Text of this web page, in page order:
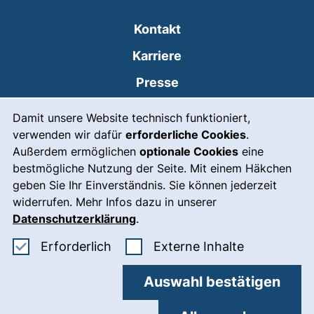
Damit unsere Website technisch funktioniert,
verwenden wir dafür erforderliche Cookies.
Außerdem ermöglichen optionale Cookies eine
bestmögliche Nutzung der Seite. Mit einem Häkchen
geben Sie Ihr Einverständnis. Sie können jederzeit
widerrufen. Mehr Infos dazu in unserer
Datenschutzerklärung.
Erforderlich Erforderliche Cookies akzeptieren
Externe Inhalte: Externe
Auswahl bestätigen
Kontakt
Karriere
Presse
Leichte Sprache
Gebärdensprache
Notfall(externer Link, öffnet
Impressum
Barrierefreiheit
Datenschutz